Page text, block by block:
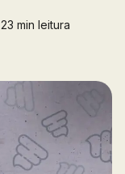
min leitura